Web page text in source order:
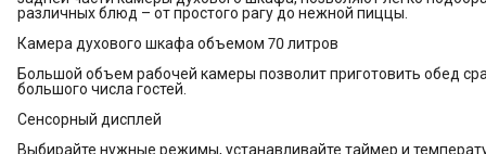
различных блюд – от простого рагу до нежной пиццы.
Камера духового шкафа объемом 70 литров
Большой объем рабочей камеры позволит приготовить обед
большого числа гостей.
Сенсорный дисплей
Выбирайте нужные режимы, устанавливайте таймер и